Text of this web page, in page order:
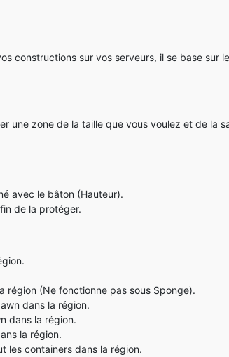
constructions sur vos serveurs, il se base sur
une zone de la taille que vous voulez et de la
avec le bâton (Hauteur).
de la protéger.
région (Ne fonctionne pas sous Sponge).
dans la région.
dans la région.
la région.
les containers dans la région.